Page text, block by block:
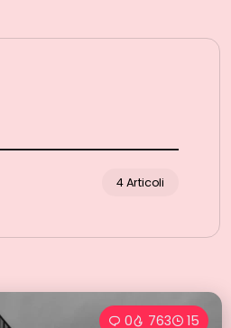
4 Articoli
0 763 15